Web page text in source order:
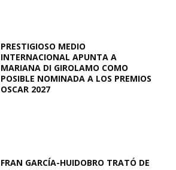
PRESTIGIOSO MEDIO
INTERNACIONAL APUNTA A
MARIANA DI GIROLAMO COMO
POSIBLE NOMINADA A LOS PREMIOS
OSCAR 2027
FRAN GARCÍA-HUIDOBRO TRATÓ DE